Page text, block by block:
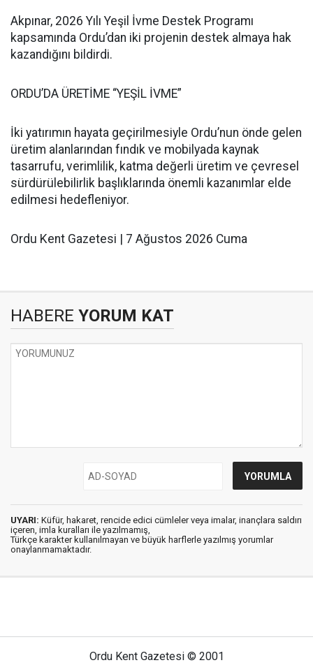
Akpınar, 2026 Yılı Yeşil İvme Destek Programı
kapsamında Ordu’dan iki projenin destek almaya hak
kazandığını bildirdi.
ORDU’DA ÜRETİME “YEŞİL İVME”
İki yatırımın hayata geçirilmesiyle Ordu’nun önde gelen
üretim alanlarından fındık ve mobilyada kaynak
tasarrufu, verimlilik, katma değerli üretim ve çevresel
sürdürülebilirlik başlıklarında önemli kazanımlar elde
edilmesi hedefleniyor.
Ordu Kent Gazetesi | 7 Ağustos 2026 Cuma
HABERE YORUM KAT
UYARI: Küfür, hakaret, rencide edici cümleler veya imalar, inançlara saldırı
içeren, imla kuralları ile yazılmamış,
Türkçe karakter kullanılmayan ve büyük harflerle yazılmış yorumlar
onaylanmamaktadır.
Ordu Kent Gazetesi © 2001